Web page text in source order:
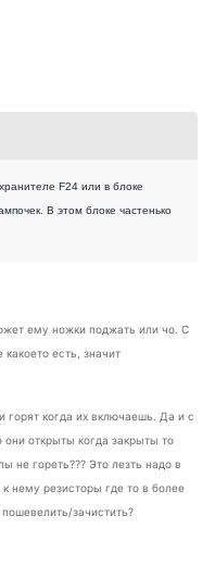
F24 или в блоке
В этом блоке частенько
ему ножки поджать или чо. С
есть, значит
горят когда их включаешь. Да и с
открыты когда закрыты то
не гореть??? Это лезть надо в
нему резисторы где то в более
зачистить?